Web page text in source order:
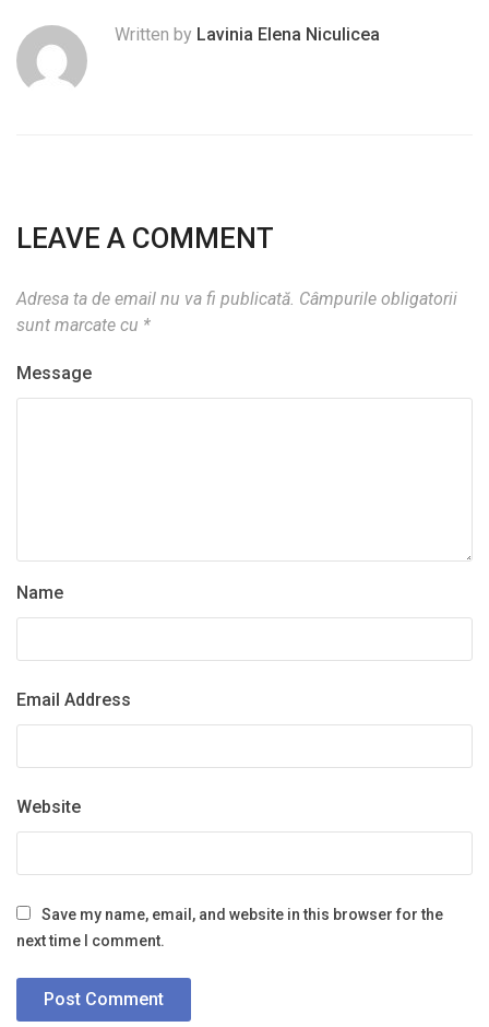
Written by Lavinia Elena Niculicea
LEAVE A COMMENT
Adresa ta de email nu va fi publicată. Câmpurile obligatorii
sunt marcate cu *
Message
Name
Email Address
Website
Save my name, email, and website in this browser for the
next time I comment.